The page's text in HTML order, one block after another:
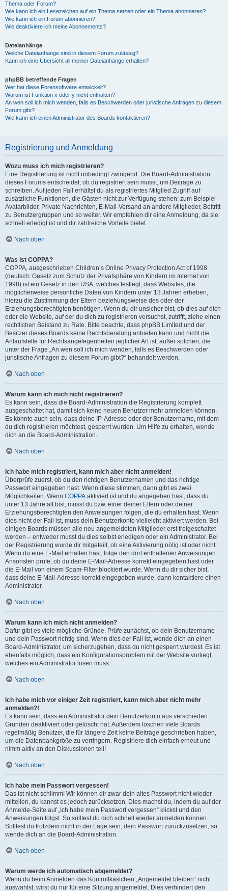
Thema oder Forum?
Wie kann ich ein Lesezeichen auf ein Thema setzen oder ein Thema abonnieren?
Wie kann ich ein Forum abonnieren?
Wie deaktiviere ich meine Abonnements?
Dateianhänge
Welche Dateianhänge sind in diesem Forum zulässig?
Kann ich eine Übersicht all meiner Dateianhänge erhalten?
phpBB betreffende Fragen
Wer hat diese Forensoftware entwickelt?
Warum ist Funktion x oder y nicht enthalten?
An wen soll ich mich wenden, falls es Beschwerden oder juristische Anfragen zu diesem
Forum gibt?
Wie kann ich einen Administrator des Boards kontaktieren?
Registrierung und Anmeldung
Wozu muss ich mich registrieren?
Eine Registrierung ist nicht unbedingt zwingend. Die Board-Administration
dieses Forums entscheidet, ob du registriert sein musst, um Beiträge zu
schreiben. Auf jeden Fall erhältst du als registriertes Mitglied Zugriff auf
zusätzliche Funktionen, die Gästen nicht zur Verfügung stehen: zum Beispiel
Avatarbilder, Private Nachrichten, E-Mail-Versand an andere Mitglieder, Beitritt
zu Benutzergruppen und so weiter. Wir empfehlen dir eine Anmeldung, da sie
schnell erledigt ist und dir zahlreiche Vorteile bietet.
Nach oben
Was ist COPPA?
COPPA, ausgeschrieben Children’s Online Privacy Protection Act of 1998
(deutsch: Gesetz zum Schutz der Privatsphäre von Kindern im Internet von
1998) ist ein Gesetz in den USA, welches festlegt, dass Websites, die
möglicherweise persönliche Daten von Kindern unter 13 Jahren erheben,
hierzu die Zustimmung der Eltern beziehungsweise des oder der
Erziehungsberechtigten benötigen. Wenn du dir unsicher bist, ob dies auf dich
oder die Website, auf der du dich zu registrieren versuchst, zutrifft, ziehe einen
rechtlichen Beistand zu Rate. Bitte beachte, dass phpBB Limited und der
Besitzer dieses Boards keine Rechtsberatung anbieten kann und nicht die
Anlaufstelle für Rechtsangelegenheiten jeglicher Art ist; außer solchen, die
unter der Frage „An wen soll ich mich wenden, falls es Beschwerden oder
juristische Anfragen zu diesem Forum gibt?“ behandelt werden.
Nach oben
Warum kann ich mich nicht registrieren?
Es kann sein, dass die Board-Administration die Registrierung komplett
ausgeschaltet hat, damit sich keine neuen Benutzer mehr anmelden können.
Es könnte auch sein, dass deine IP-Adresse oder der Benutzername, mit dem
du dich registrieren möchtest, gesperrt wurden. Um Hilfe zu erhalten, wende
dich an die Board-Administration.
Nach oben
Ich habe mich registriert, kann mich aber nicht anmelden!
Überprüfe zuerst, ob du den richtigen Benutzernamen und das richtige
Passwort eingegeben hast. Wenn diese stimmen, dann gibt es zwei
Möglichkeiten. Wenn COPPA aktiviert ist und du angegeben hast, dass du
unter 13 Jahre alt bist, musst du bzw. einer deiner Eltern oder deiner
Erziehungsberechtigten den Anweisungen folgen, die du erhalten hast. Wenn
dies nicht der Fall ist, muss dein Benutzerkonto vielleicht aktiviert werden. Bei
einigen Boards müssen alle neu angemeldeten Mitglieder erst freigeschaltet
werden – entweder musst du dies selbst erledigen oder ein Administrator. Bei
der Registrierung wurde dir mitgeteilt, ob eine Aktivierung nötig ist oder nicht.
Wenn du eine E-Mail erhalten hast, folge den dort enthaltenen Anweisungen.
Ansonsten prüfe, ob du deine E-Mail-Adresse korrekt eingegeben hast oder
die E-Mail von einem Spam-Filter blockiert wurde. Wenn du dir sicher bist,
dass deine E-Mail-Adresse korrekt eingegeben wurde, dann kontaktiere einen
Administrator.
Nach oben
Warum kann ich mich nicht anmelden?
Dafür gibt es viele mögliche Gründe. Prüfe zunächst, ob dein Benutzername
und dein Passwort richtig sind. Wenn dies der Fall ist, wende dich an einen
Board-Administrator, um sicherzugehen, dass du nicht gesperrt wurdest. Es ist
ebenfalls möglich, dass ein Konfigurationsproblem mit der Website vorliegt,
welches ein Administrator lösen muss.
Nach oben
Ich habe mich vor einiger Zeit registriert, kann mich aber nicht mehr
anmelden?!
Es kann sein, dass ein Administrator dein Benutzerkonto aus verschieden
Gründen deaktiviert oder gelöscht hat. Außerdem löschen viele Boards
regelmäßig Benutzer, die für längere Zeit keine Beiträge geschrieben haben,
um die Datenbankgröße zu verringern. Registriere dich einfach erneut und
nimm aktiv an den Diskussionen teil!
Nach oben
Ich habe mein Passwort vergessen!
Das ist nicht schlimm! Wir können dir zwar dein altes Passwort nicht wieder
mitteilen, du kannst es jedoch zurücksetzen. Dies machst du, indem du auf der
Anmelde-Seite auf „Ich habe mein Passwort vergessen“ klickst und den
Anweisungen folgst. So solltest du dich schnell wieder anmelden können.
Solltest du trotzdem nicht in der Lage sein, dein Passwort zurückzusetzen, so
wende dich an die Board-Administration.
Nach oben
Warum werde ich automatisch abgemeldet?
Wenn du beim Anmelden das Kontrollkästchen „Angemeldet bleiben“ nicht
auswählst, wirst du nur für eine Sitzung angemeldet. Dies verhindert den